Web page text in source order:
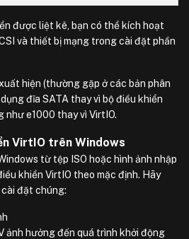
được liệt kê, bạn có thể kích hoạt
và thiết bị mạng trong cài đặt phần
hiện (thường gặp ở các bản phân
đĩa SATA thay vì bộ điều khiển
như e1000 thay vì VirtIO.
VirtIO trên Windows
từ tệp ISO hoặc hình ảnh nhập
khiển VirtIO theo mặc định. Hãy
đặt chúng:
ảnh hưởng đến quá trình khởi động